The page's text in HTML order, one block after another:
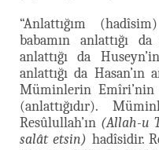
“Anlattığım
babamın anlattığı
anlattığı da
anlattığı da Hasan’ın
Müminlerin Emîri’nin
(anlattığıdır).
Resûlullah’ın (Allah-u
salât etsin) hadîsidir.